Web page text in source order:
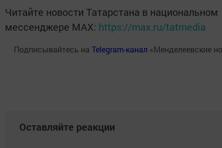
Читайте новости Татарстана в национальном
мессенджере MАХ: https://max.ru/tatmedia
Подписывайтесь на Telegram-канал «Менделеевские
Оставляйте реакции